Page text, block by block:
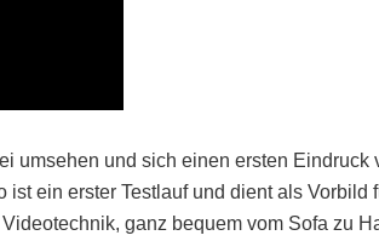
umsehen und sich einen ersten Eindruck
ein erster Testlauf und dient als Vorbild
ganz bequem vom Sofa zu